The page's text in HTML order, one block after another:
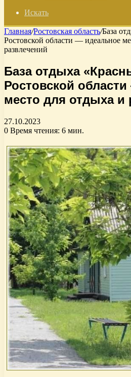
Искать
Главная/Ростовская область/База
Ростовской области — идеальное
развлечений
База отдыха
Ростовской
место для отдыха и
27.10.2023
0 Время чтения: 6 мин.